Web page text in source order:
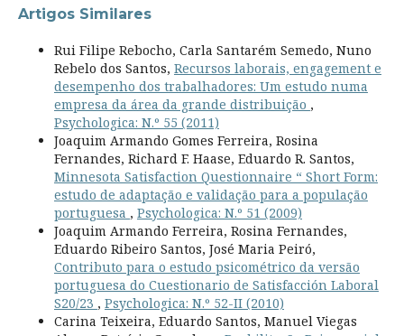
Artigos Similares
Rui Filipe Rebocho, Carla Santarém Semedo, Nuno
Rebelo dos Santos, Recursos laborais, engagement e
desempenho dos trabalhadores: Um estudo numa
empresa da área da grande distribuição ,
Psychologica: N.º 55 (2011)
Joaquim Armando Gomes Ferreira, Rosina
Fernandes, Richard F. Haase, Eduardo R. Santos,
Minnesota Satisfaction Questionnaire “ Short Form:
estudo de adaptação e validação para a população
portuguesa , Psychologica: N.º 51 (2009)
Joaquim Armando Ferreira, Rosina Fernandes,
Eduardo Ribeiro Santos, José Maria Peiró,
Contributo para o estudo psicométrico da versão
portuguesa do Cuestionario de Satisfacción Laboral
S20/23 , Psychologica: N.º 52-II (2010)
Carina Teixeira, Eduardo Santos, Manuel Viegas